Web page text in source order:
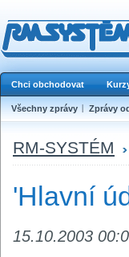
Chci obchodovat
Všechny zprávy Zprávy
RM-SYSTÉM
'Hlavní
15.10.2003